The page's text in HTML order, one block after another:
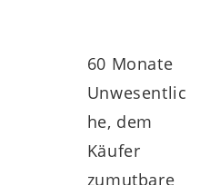
Die ca. 16
schaffen elegante
das Sofa auch
eines
60 Monate
Unwesentlic
he, dem
Käufer
zumutbare